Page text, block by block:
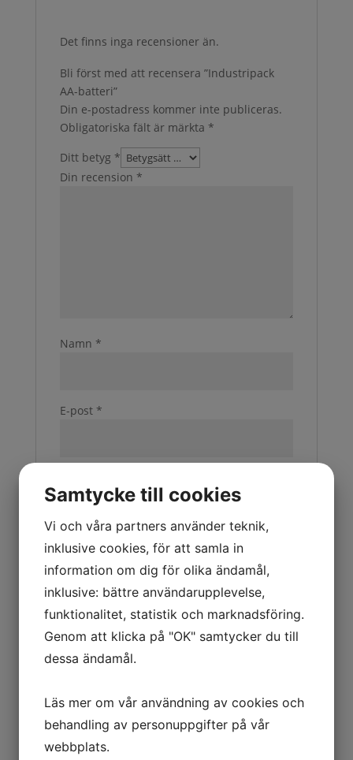
Det finns inga recensioner än.
Bli först med att recensera ”Industripack
AA-batteri”
Din e-postadress kommer inte publiceras.
Obligatoriska fält är märkta *
Ditt betyg *
Din recension *
Namn *
E-post *
webbplats i denna webbläsare till nästa
Relaterade produkter
Batteri industripack LR03
AAA 1,5V
99.00krExkl. moms
Samtycke till cookies
Vi och våra partners använder teknik,
inklusive cookies, för att samla in
information om dig för olika ändamål,
inklusive: bättre användarupplevelse,
funktionalitet, statistik och marknadsföring.
Genom att klicka på "OK" samtycker du till
dessa ändamål.
Läs mer om vår användning av cookies och
behandling av personuppgifter på vår
webbplats.